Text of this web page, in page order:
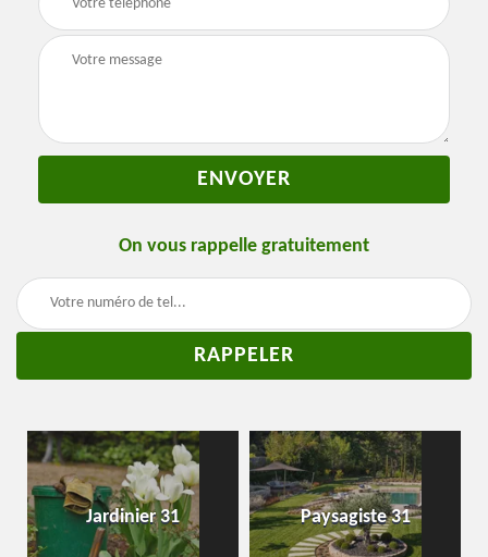
On vous rappelle gratuitement
Jardinier 31 Paysagiste 31